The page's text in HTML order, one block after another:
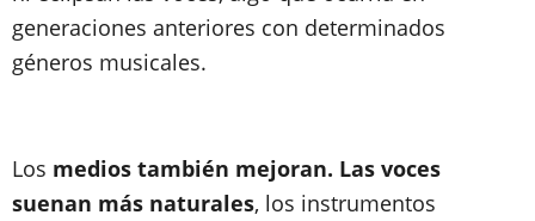
generaciones anteriores con determinados
géneros musicales.
Los medios también mejoran. Las voces
suenan más naturales, los instrumentos